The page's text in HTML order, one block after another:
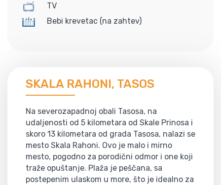
TV
Bebi krevetac (na zahtev)
SKALA RAHONI, TASOS
Na severozapadnoj obali Tasosa, na
udaljenosti od 5 kilometara od Skale Prinosa i
skoro 13 kilometara od grada Tasosa, nalazi se
mesto Skala Rahoni. Ovo je malo i mirno
mesto, pogodno za porodični odmor i one koji
traže opuštanje. Plaža je peščana, sa
postepenim ulaskom u more, što je idealno za